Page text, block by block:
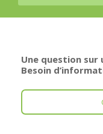
Une question sur
Besoin